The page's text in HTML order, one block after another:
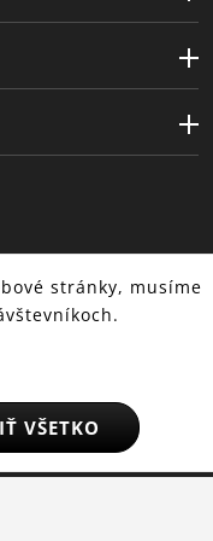
stránky, musíme
VŠETKO